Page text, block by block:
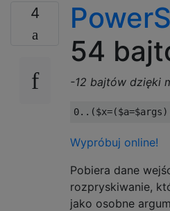
4
54
-12 bajtów dzięki
0. .($x=($a=$args
Wypróbuj online!
Pobiera dane
rozpryskiwanie,
jako osobne